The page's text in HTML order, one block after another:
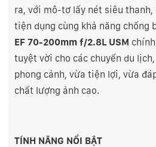
ra, với mô-tơ lấy nét siêu thanh,
tiện dụng cùng khả năng chống
EF 70-200mm f/2.8L USM
tuyệt vời cho các chuyến du
phong cảnh, vừa tiện lợi, vừa
chất lượng ảnh cao.
TÍNH NĂNG NỔI BẬT